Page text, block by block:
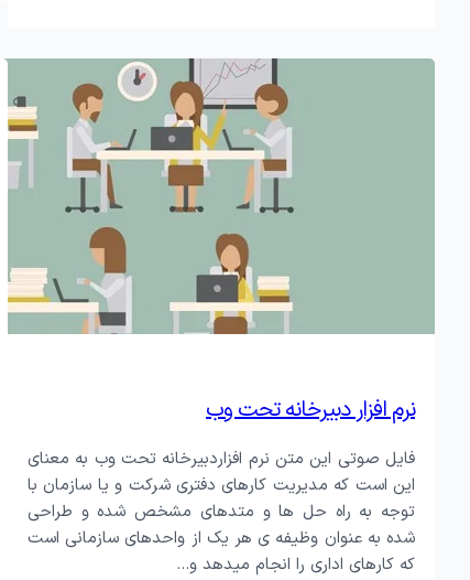
نرم افزار دبیرخانه تحت وب
فایل صوتی این متن نرم افزاردبیرخانه تحت وب به معنای
این است که مدیریت کارهای دفتری شرکت و یا سازمان با
توجه به راه حل ها و متدهای مشخص شده و طراحی
شده به عنوان وظیفه ی هر یک از واحدهای سازمانی است
که کارهای اداری را انجام میدهد و…